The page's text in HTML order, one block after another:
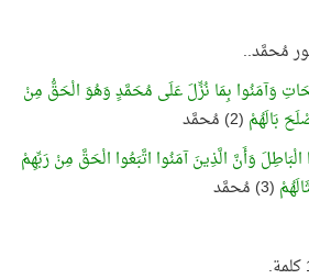
مُحمَّد..
وَآمَنُوا بِمَا نُزِّلَ عَلَى مُحَمَّدٍ وَهُوَ الْحَقُّ مِنْ
بَالَهُمْ (2) مُحمَّد
الْبَاطِلَ وَأَنَّ الَّذِينَ آمَنُوا اتَّبَعُوا الْحَقَّ مِنْ رَبِّهِمْ
(3) مُحمَّد